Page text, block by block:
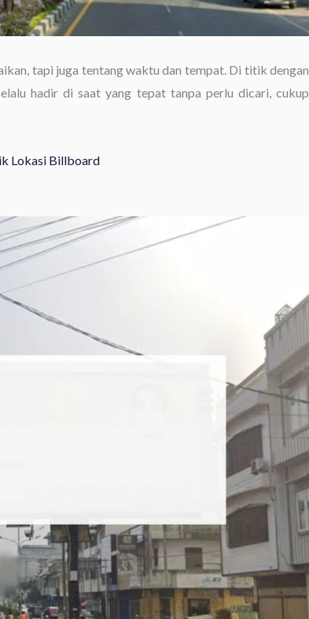
tapi juga tentang waktu dan tempat. Di titik dengan
hadir di saat yang tepat tanpa perlu dicari, cukup
Lokasi Billboard